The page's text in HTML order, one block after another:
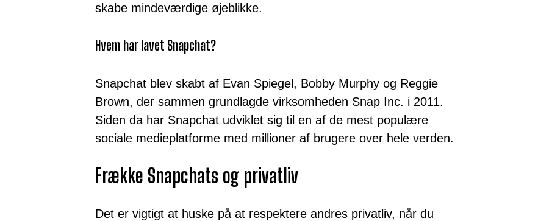
skabe mindeværdige øjeblikke.
Hvem har lavet Snapchat?
Snapchat blev skabt af Evan Spiegel, Bobby Murphy og Reggie
Brown, der sammen grundlagde virksomheden Snap Inc. i 2011.
Siden da har Snapchat udviklet sig til en af de mest populære
sociale medieplatforme med millioner af brugere over hele verden.
Frække Snapchats og privatliv
Det er vigtigt at huske på at respektere andres privatliv, når du